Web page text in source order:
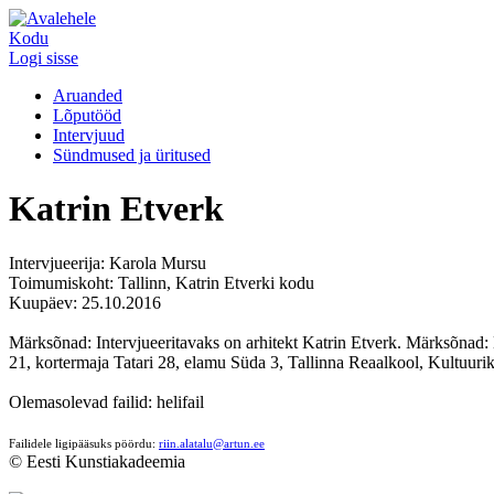
Kodu
Logi sisse
Aruanded
Lõputööd
Intervjuud
Sündmused ja üritused
Katrin Etverk
Intervjueerija: Karola Mursu
Toimumiskoht: Tallinn, Katrin Etverki kodu
Kuupäev: 25.10.2016
Märksõnad: Intervjueeritavaks on arhitekt Katrin Etverk.
21, kortermaja Tatari 28, elamu Süda 3, Tallinna Reaalkool,
Olemasolevad failid: helifail
Failidele ligipääsuks pöördu: riin.alatalu@artun.ee
© Eesti Kunstiakadeemia